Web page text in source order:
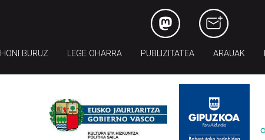
HONI BURUZ LEGE OHARRA PUBLIZITATEA ARAUAK